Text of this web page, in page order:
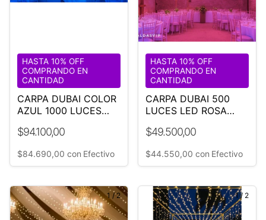
CARPA DUBAI COLOR
AZUL 1000 LUCES
$94.100,00
HASTA 10% OFF
COMPRANDO EN
CANTIDAD
$84.690,00 con Efectivo
CARPA DUBAI 500
LUCES LED ROSA
$49.500,00
HASTA 10% OFF
COMPRANDO EN
CANTIDAD
$44.550,00 con Efectivo
1 /2 1/ 2